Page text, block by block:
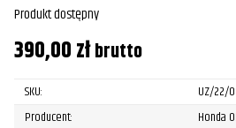
Produkt dostępny
390,00złbrutto
SKU:
UZ/22/
Producent:
Honda